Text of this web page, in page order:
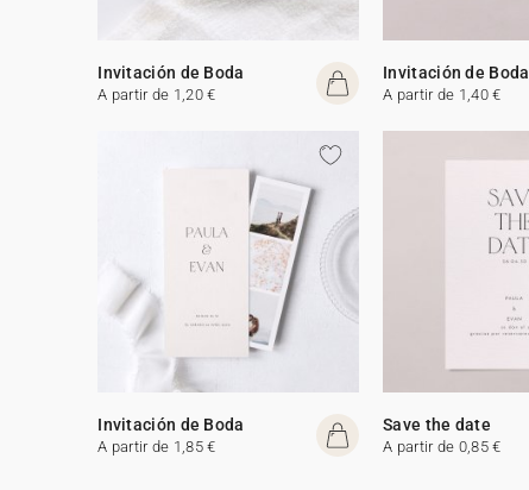
Invitación de Boda
A partir de 1,20 €
Invitación de Boda
A partir de 1,40 €
Invitación de Boda
A partir de 1,85 €
Save the date
A partir de 0,85 €